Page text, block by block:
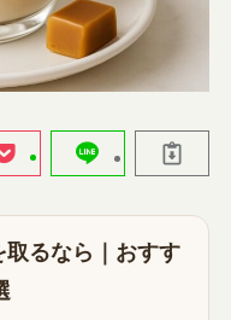
取るなら｜おすす